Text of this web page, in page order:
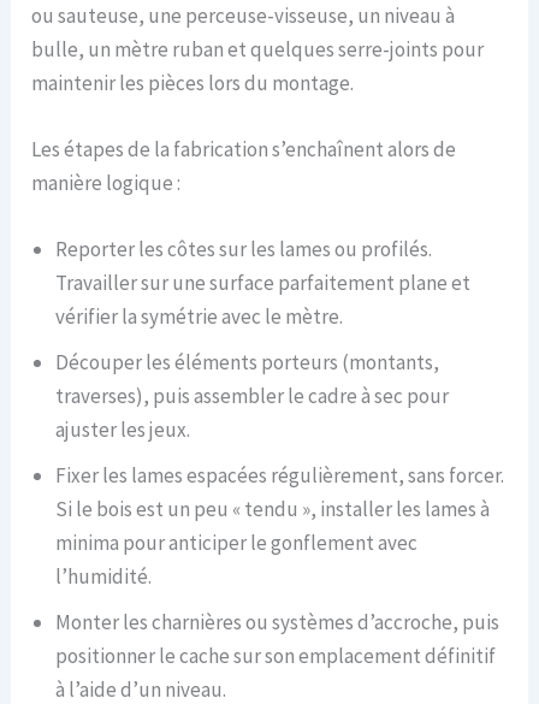
ou sauteuse, une perceuse-visseuse, un niveau à
bulle, un mètre ruban et quelques serre-joints pour
maintenir les pièces lors du montage.
Les étapes de la fabrication s’enchaînent alors de
manière logique :
Reporter les côtes sur les lames ou profilés.
Travailler sur une surface parfaitement plane et
vérifier la symétrie avec le mètre.
Découper les éléments porteurs (montants,
traverses), puis assembler le cadre à sec pour
ajuster les jeux.
Fixer les lames espacées régulièrement, sans forcer.
Si le bois est un peu « tendu », installer les lames à
minima pour anticiper le gonflement avec
l’humidité.
Monter les charnières ou systèmes d’accroche, puis
positionner le cache sur son emplacement définitif
à l’aide d’un niveau.